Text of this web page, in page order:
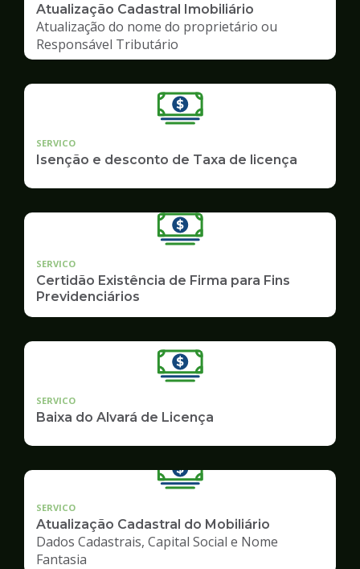
Atualização Cadastral Imobiliário
Atualização do nome do proprietário ou
Responsável Tributário
SERVICO
Isenção e desconto de Taxa de licença
SERVICO
Certidão Existência de Firma para Fins
Previdenciários
SERVICO
Baixa do Alvará de Licença
SERVICO
Atualização Cadastral do Mobiliário
Dados Cadastrais, Capital Social e Nome
Fantasia